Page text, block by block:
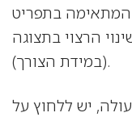
המתאימה בתפריט
הרצוי בתצוגה
(במידת הצורך).
יש ללחוץ על